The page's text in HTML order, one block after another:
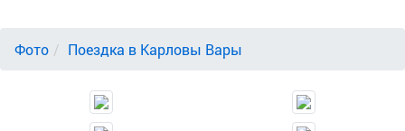
Фото Поездка в Карловы Вары